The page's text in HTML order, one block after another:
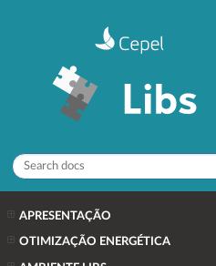
APRESENTAÇÃO
OTIMIZAÇÃO ENERGÉTICA